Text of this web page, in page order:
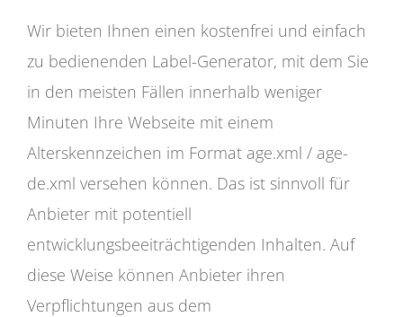
Wir bieten Ihnen einen kostenfrei und einfach
zu bedienenden Label-Generator, mit dem Sie
in den meisten Fällen innerhalb weniger
Minuten Ihre Webseite mit einem
Alterskennzeichen im Format age.xml / age-
de.xml versehen können. Das ist sinnvoll für
Anbieter mit potentiell
entwicklungsbeeiträchtigenden Inhalten. Auf
diese Weise können Anbieter ihren
Verpflichtungen aus dem